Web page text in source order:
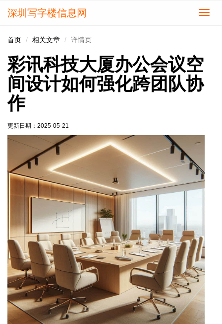
切
深圳写字楼信息网
首页 相关文章 详情页
彩讯科技大厦办公会议空
间设计如何强化跨团队协
作
更新日期： 2025-05-21